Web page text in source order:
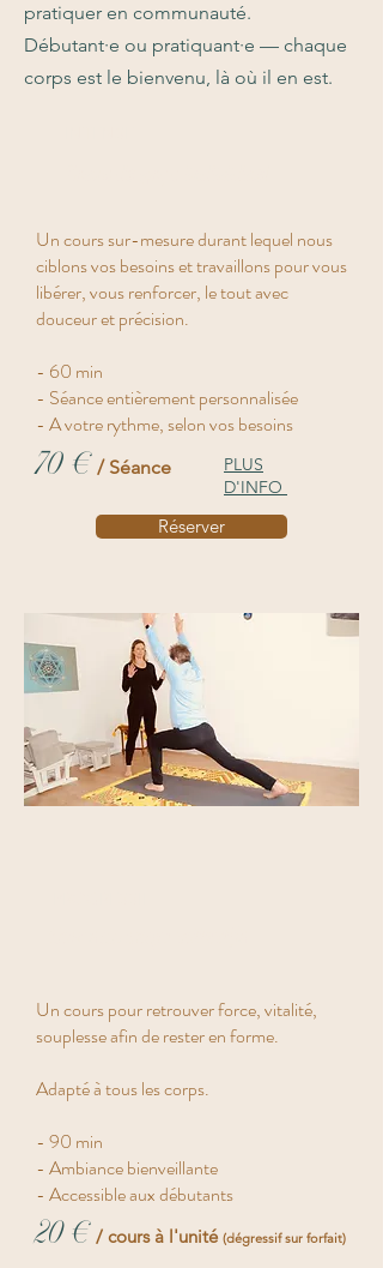
pratiquer en communauté.
Débutant·e ou pratiquant·e — chaque
corps est le bienvenu, là où il en est.
Un cours sur-mesure durant lequel nous
ciblons vos besoins et travaillons pour vous
libérer, vous renforcer, le tout avec
douceur et précision.
- 60 min
- Séance entièrement personnalisée
- A votre rythme, selon vos besoins
70 € / Séance
PLUS
D'INFO
Réserver
Un cours pour retrouver force, vitalité,
souplesse afin de rester en forme.
Adapté à tous les corps.
- 90 min
- Ambiance bienveillante
- Accessible aux débutants
20 € / cours à l'unité (dégressif sur forfait)